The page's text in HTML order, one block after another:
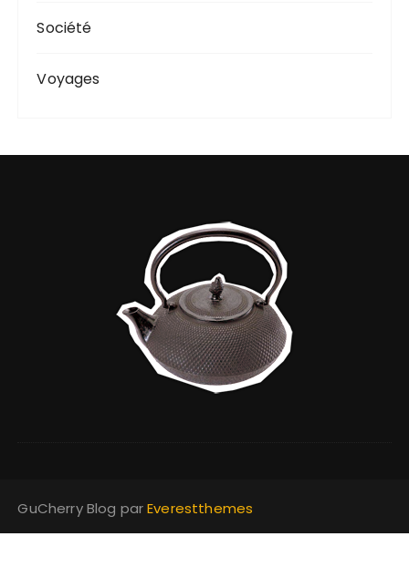
Société
Voyages
GuCherry Blog parEverestthemes